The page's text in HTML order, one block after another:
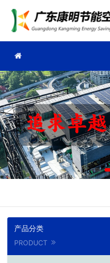
产品分类
PRODUCT